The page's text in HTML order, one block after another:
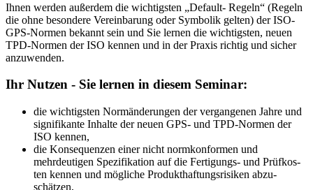
Ihnen wer­den außerdem die wichtigsten „Default- Re­geln“ (Regeln
die ohne besondere Vereinbarung oder Sym­bolik gelten) der ISO-
GPS-Normen bekannt sein und Sie lernen die wichtigsten, neuen
TPD-Normen der ISO kennen und in der Pra­xis richtig und sicher
anzuwen­den.
Ihr Nutzen - Sie lernen in diesem Seminar:
die wichtigsten Normänderungen der vergangenen Jahre und
signifikante Inhalte der neuen GPS- und TPD-Normen der
ISO kennen,
die Konsequenzen einer nicht normkonformen und
mehrdeutigen Spezifikation auf die Fertigungs- und Prüfkos­
ten kennen und mögliche Produkthaftungsrisiken ab­zu­
schätzen,